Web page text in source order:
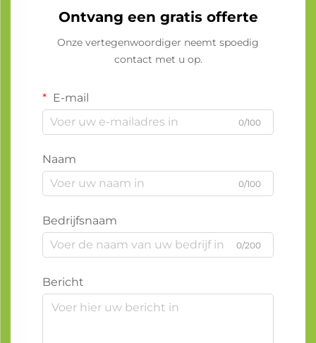
Ontvang een gratis offerte
Onze vertegenwoordiger neemt spoedig
contact met u op.
E-mail
0/100
Naam
0/100
Bedrijfsnaam
0/200
Bericht